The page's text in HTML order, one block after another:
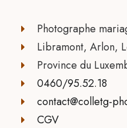
Photographe
Libramont, Arlon,
Province du
0460/95.52.18
contact@colletg-
CGV